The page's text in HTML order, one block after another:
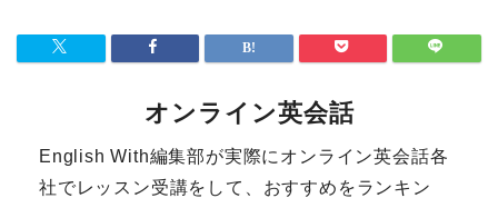
オンライン英会話
English With編集部が実際にオンライン英会話各
社でレッスン受講をして、おすすめをランキン